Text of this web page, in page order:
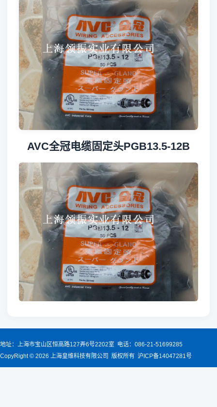
AVC全冠电缆固定头PGB13.5-12B
地址：上海市宝山区恒高路127弄6号2202室 电话：086-21-51699285
CopyRight © 2026 上海皇维科技有限公司 版权所有 沪ICP备14047281号